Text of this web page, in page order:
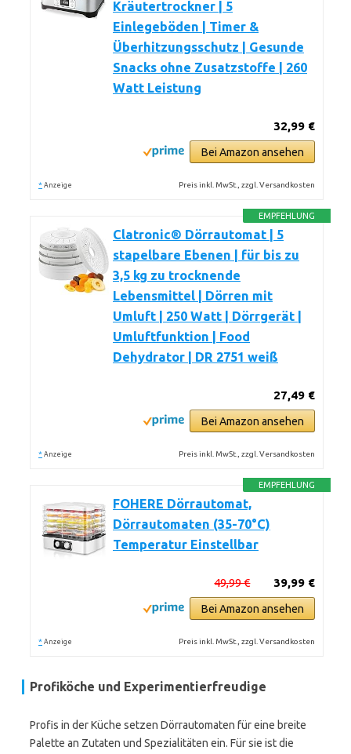
Kräutertrockner | 5
Einlegeböden | Timer &
Überhitzungsschutz | Gesunde
Snacks ohne Zusatzstoffe | 260
Watt Leistung
32,99 €
Bei Amazon ansehen
* Anzeige Preis inkl. MwSt., zzgl. Versandkosten
EMPFEHLUNG
Clatronic® Dörrautomat | 5
stapelbare Ebenen | für bis zu
3,5 kg zu trocknende
Lebensmittel | Dörren mit
Umluft | 250 Watt | Dörrgerät |
Umluftfunktion | Food
Dehydrator | DR 2751 weiß
27,49 €
Bei Amazon ansehen
* Anzeige Preis inkl. MwSt., zzgl. Versandkosten
EMPFEHLUNG
FOHERE Dörrautomat,
Dörrautomaten (35-70°C)
Temperatur Einstellbar
39,99 €
49,99 €
Bei Amazon ansehen
* Anzeige Preis inkl. MwSt., zzgl. Versandkosten
Profiköche und Experimentierfreudige
Profis in der Küche setzen Dörrautomaten für eine breite
Palette an Zutaten und Spezialitäten ein. Für sie ist die